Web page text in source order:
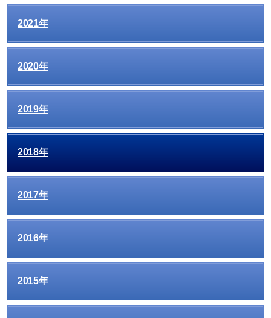
2021年
2020年
2019年
2018年
2017年
2016年
2015年